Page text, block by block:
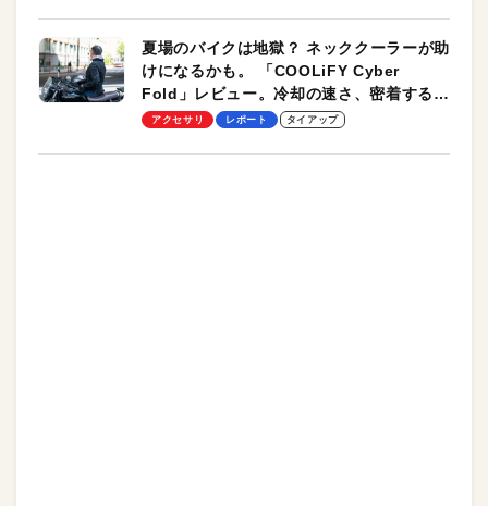
夏場のバイクは地獄？ ネッククーラーが助
けになるかも。 「COOLiFY Cyber
Fold」レビュー。冷却の速さ、密着する冷
却プレート、シンプルな操作性がグッド！
アクセサリ レポート タイアップ